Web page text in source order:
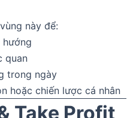
này để:
hướng
quan
trong ngày
hoặc chiến lược cá nhân
Take Profit